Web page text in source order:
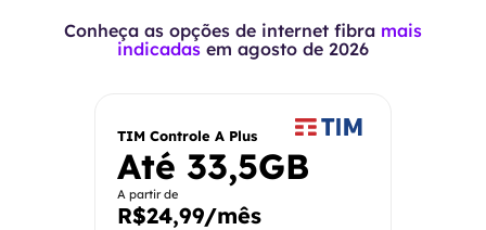
Conheça as opções de internet fibra mais
indicadas em agosto de 2026
TIM Controle A Plus
Até 33,5GB
A partir de
R$24,99/mês